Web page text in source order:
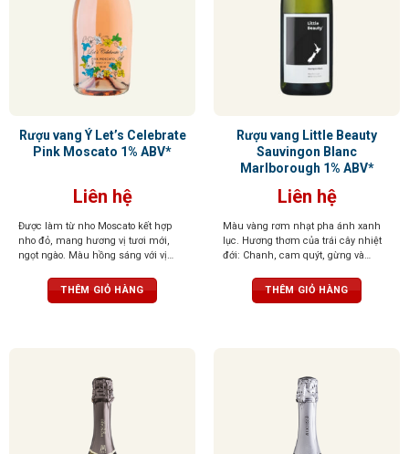
Rượu vang Ý Let’s Celebrate
Pink Moscato 1% ABV*
Liên hệ
Được làm từ nho Moscato kết hợp
nho đỏ, mang hương vị tươi mới,
ngọt ngào. Màu hồng sáng với vị
cherry, mâm xôi, lựu ngọt và bọt khí
THÊM GIỎ HÀNG
Rượu vang Little Beauty
Sauvingon Blanc
Marlborough 1% ABV*
Liên hệ
Màu vàng rơm nhạt pha ánh xanh
lục. Hương thơm của trái cây nhiệt
đới: Chanh, cam quýt, gừng và
chua nhưng không gắt, thanh lịch
và êm dịu
THÊM GIỎ HÀNG